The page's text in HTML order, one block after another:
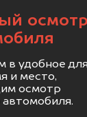
осмотр
в удобное
и место,
осмотр